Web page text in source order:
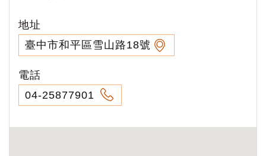
地址
臺中市和平區雪山路18號
電話
04-25877901